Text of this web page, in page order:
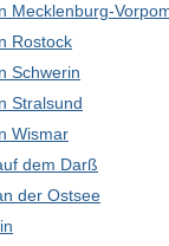
Mecklenburg-
Rostock
Schwerin
Stralsund
Wismar
dem Darß
der Ostsee